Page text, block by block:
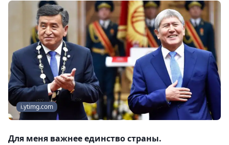
i.ytimg.com
Для меня важнее единство страны.